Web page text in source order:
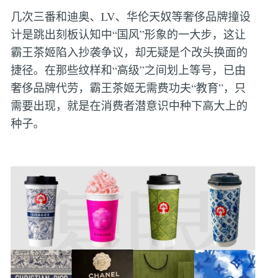
几次三番和迪奥、LV、华伦天奴等奢侈品牌撞设
计是跳出刻板认知中“国风”形象的一大步，这让
霸王茶姬陷入抄袭争议，却无疑是个改头换面的
捷径。在那些纹样和“高级”之间划上等号，已由
奢侈品牌代劳，霸王茶姬无需费功夫“教育”，只
需要出现，就是在消费者潜意识中种下高大上的
种子。